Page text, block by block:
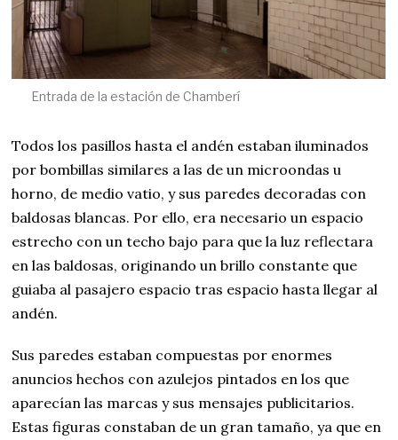
Entrada de la estación de Chamberí
Todos los pasillos hasta el andén estaban iluminados
por bombillas similares a las de un microondas u
horno, de medio vatio, y sus paredes decoradas con
baldosas blancas. Por ello, era necesario un espacio
estrecho con un techo bajo para que la luz reflectara
en las baldosas, originando un brillo constante que
guiaba al pasajero espacio tras espacio hasta llegar al
andén.
Sus paredes estaban compuestas por enormes
anuncios hechos con azulejos pintados en los que
aparecían las marcas y sus mensajes publicitarios.
Estas figuras constaban de un gran tamaño, ya que en